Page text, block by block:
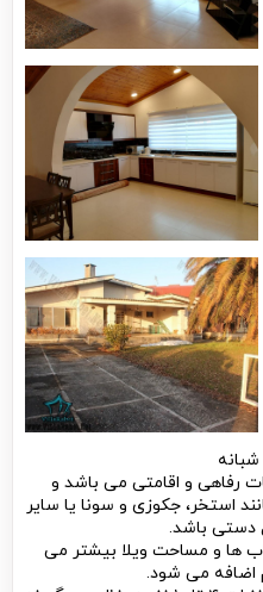
رفاهی و اقامتی می باشد و
استخر، جکوزی و سونا یا سایر
دستی باشد.
ها و مساحت ویلا بیشتر می
اضافه می شود.